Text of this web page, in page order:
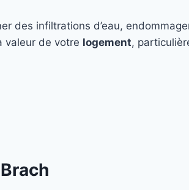
des infiltrations d’eau,
valeur de votre logement,